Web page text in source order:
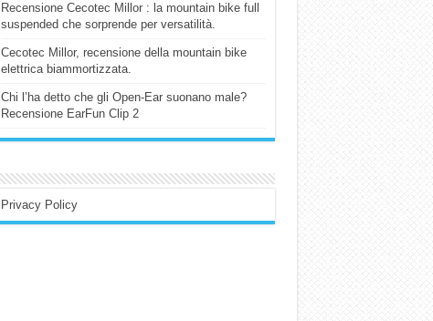
Recensione Cecotec Millor : la mountain bike full
suspended che sorprende per versatilità.
Cecotec Millor, recensione della mountain bike
elettrica biammortizzata.
Chi l’ha detto che gli Open-Ear suonano male?
Recensione EarFun Clip 2
Privacy Policy